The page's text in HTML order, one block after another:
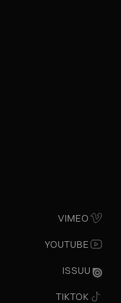
VIMEO
YOUTUBE
ISSUU
TIKTOK